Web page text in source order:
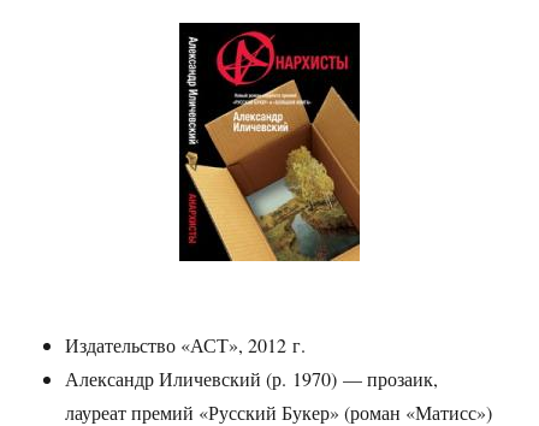
Издательство «АСТ», 2012 г.
Александр Иличевский (р. 1970) — прозаик,
лауреат премий «Русский Букер» (роман «Матисс»)